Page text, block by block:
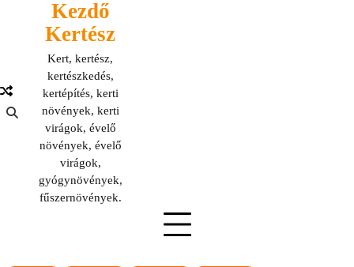
Kezdő
Kertész
Kert, kertész,
kertészkedés,
kertépítés, kerti
növények, kerti
virágok, évelő
növények, évelő
virágok,
gyógynövények,
fűszernövények.